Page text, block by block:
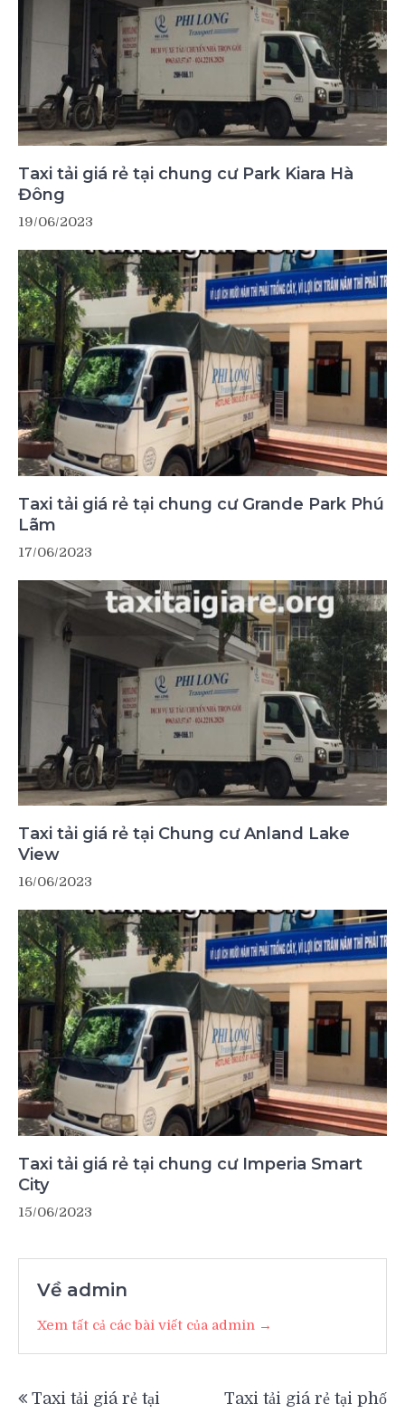
Taxi tải giá rẻ tại chung cư Park Kiara Hà
Đông
19/06/2023
Taxi tải giá rẻ tại chung cư Grande Park Phú
Lãm
17/06/2023
Taxi tải giá rẻ tại Chung cư Anland Lake
View
16/06/2023
Taxi tải giá rẻ tại chung cư Imperia Smart
City
15/06/2023
Về admin
Xem tất cả các bài viết của admin →
Taxi tải giá rẻ tại
Taxi tải giá rẻ tại phố